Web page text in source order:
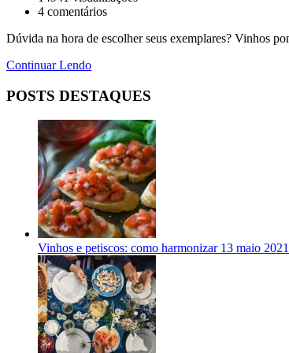
4 comentários
Dúvida na hora de escolher seus exemplares? Vinhos
Continuar Lendo
POSTS DESTAQUES
Vinhos e petiscos: como harmonizar 13 maio 2021